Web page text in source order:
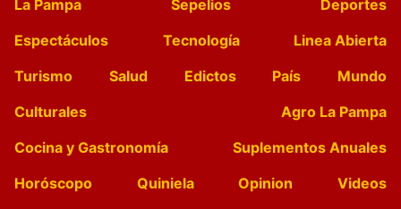
La Pampa Sepelios
Deportes
Espectáculos
Tecnología
Linea Abierta
Turismo
Salud Edictos País
Mundo
Culturales
Agro La Pampa
Cocina y Gastronomía
Suplementos Anuales
Horóscopo
Quiniela Opinion
Videos